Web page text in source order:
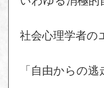
社会心理学者の
「自由からの